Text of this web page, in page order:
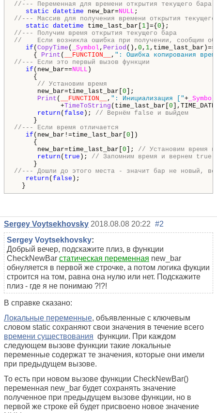
//--- Переменная для времени открытия текущего бара
static datetime new_bar=NULL
//--- Массив для получения времени открытия
static datetime time_last_bar[ 1 ]={ 0
//--- Получим время открытия текущего бара
//    Если возникла ошибка при получении, сообщим
if ( CopyTime ( _Symbol , Period (), 0 , 1
{ Print ( __FUNCTION__ , ": Ошибка копирования
//--- Если это первый вызов функции
if (new_bar==NULL )
{
// Установим время
new_bar=time_last_bar[ 0 ];
Print ( __FUNCTION__ , ": Инициализация ["+ _Symbol
+TimeToString (time_last_bar[ 0
return ( false ); // Вернём false и выйдем
//--- Если время отличается
if (new_bar!=time_last_bar[ 0 ])
{
new_bar=time_last_bar[ 0 ]; // Установим время
return ( true ); // Запомним время и вернем true
//--- Дошли до этого места - значит бар не новый,
return ( false );
}
Sergey Voytsekhovsky 2018.08.08 20:22 #2
Sergey Voytsekhovsky:
Добрый вечер, подскажите плиз, в функции
CheckNewBar статическая переменная new_bar
обнуляется в первой же строчке, а потом логика фукции
строится на том, равна она нулю или нет. Подскажите
плиз - где я не понимаю ?!?!
В справке сказано:
Локальные переменные, объявленные с ключевым
словом static сохраняют свои значения в течение всего
времени существования функции. При каждом
следующем вызове функции такие локальные
переменные содержат те значения, которые они имели
при предыдущем вызове.
То есть при новом вызове функции CheckNewBar()
переменная new_bar будет сохранять значение
полученное при предыдущем вызове функции, но в
первой же строке ей будет присвоено новое значение